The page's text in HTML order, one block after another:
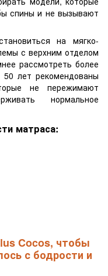
спины и не вызывают
на мягко-
с верхним отделом
рассмотреть более
лет рекомендованы
не пережимают
нормальное
матраса:
Cocos, чтобы
с бодрости и